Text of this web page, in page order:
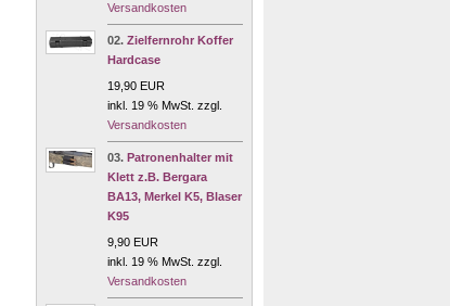
Versandkosten
02. Zielfernrohr Koffer
Hardcase
19,90 EUR
inkl. 19 % MwSt. zzgl.
Versandkosten
03. Patronenhalter mit
Klett z.B. Bergara
BA13, Merkel K5, Blaser
K95
9,90 EUR
inkl. 19 % MwSt. zzgl.
Versandkosten